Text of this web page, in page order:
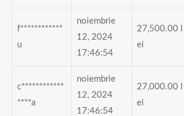
f************
u
noiembrie
12, 2024
17:46:54
27,500.00
ei
c************
****a
noiembrie
12, 2024
17:46:54
27,000.00
ei